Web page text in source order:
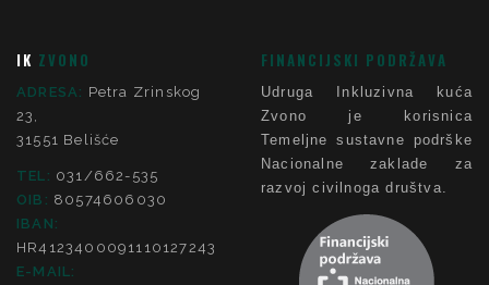
IK ZVONO
ADRESA: Petra Zrinskog
23,
31551 Belišće
TEL: 031/662-535
OIB: 80574606030
IBAN:
HR4123400091110127243
E-MAIL:
FINANCIJSKI PODRŽAVA
Udruga Inkluzivna kuća
Zvono je korisnica
Temeljne sustavne podrške
Nacionalne zaklade za
razvoj civilnoga društva.